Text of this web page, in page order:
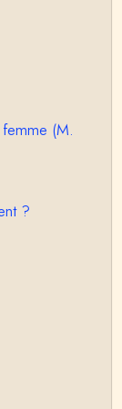
sur ce q
que la
Da…
Collège de
"la xénophobi
po…
sexuelle du t
(M.
?